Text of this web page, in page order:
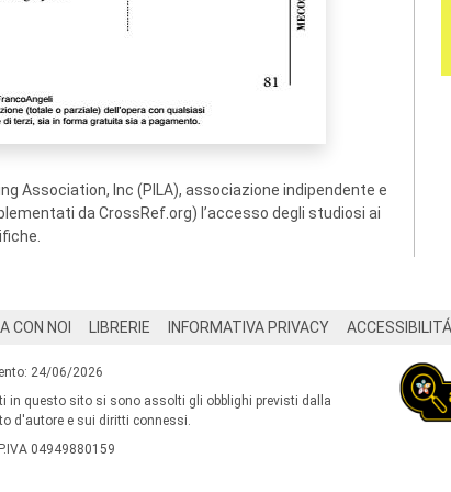
Association, Inc (PILA), associazione indipendente e
da CrossRef.org) l’accesso degli studiosi ai
CON NOI LIBRERIE INFORMATIVA PRIVACY ACCESSIBILITÁ
24/06/2026
in questo sito si sono assolti gli obblighi previsti dalla
d'autore e sui diritti connessi.
04949880159